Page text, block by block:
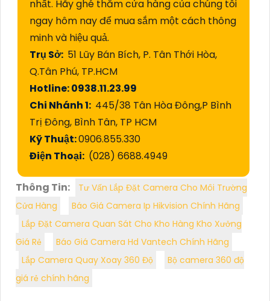
nhất. Hãy ghé thăm cửa hàng của chúng tôi
ngay hôm nay để mua sắm một cách thông
minh và hiệu quả.
Trụ Sở: 51 Lũy Bán Bích, P. Tân Thới Hòa,
Q.Tân Phú, TP.HCM
Hotline: 0938.11.23.99
Chi Nhánh 1: 445/38 Tân Hòa Đông,P Bình
Trị Đông, Bình Tân, TP HCM
Kỹ Thuật:0906.855.330
Điện Thoại: (028) 6688.4949
Thông Tin:
Tư Vấn Lắp Đặt Camera Cho Môi Trường
Cửa Hàng
Báo Giá Camera Ip Hikvision Chính Hãng
Lắp Đặt Camera Quan Sát Cho Kho Hàng Kho Xưởng
Giá Rẻ
Báo Giá Camera Hd Vantech Chính Hãng
Lắp Camera Quay Xoay 360 Độ
Bộ camera 360 độ
giá rẻ chính hãng